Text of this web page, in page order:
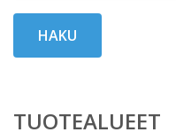
HAKU
TUOTEALUEET